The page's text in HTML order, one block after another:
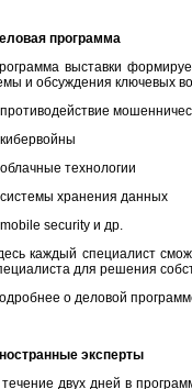
программа
выставки
и обсуждения ключевых
технологии
хранения данных
security и др.
каждый специалист
для решения
о деловой
эксперты
течение двух дней в